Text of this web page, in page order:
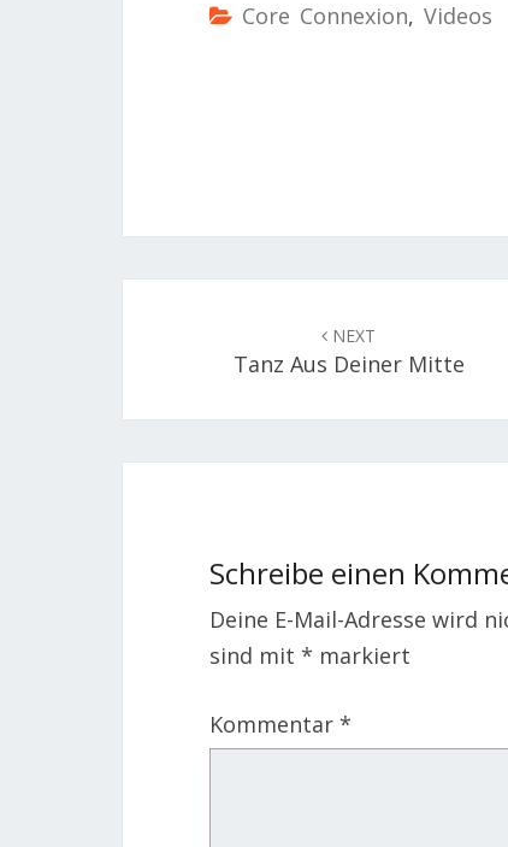
Core Connexion, Videos
NEXT
Tanz Aus Deiner Mitte
Schreibe einen
Deine E-Mail-Adresse wird
sind mit * markiert
Kommentar *